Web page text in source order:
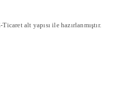
Ticaret alt yapısı ile hazırlanmıştır.